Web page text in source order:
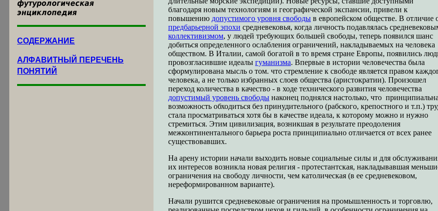
благодаря новым технологиям и географической экспансии, привели к
повышению допустимого уровня свободы в европейском обществе. В отличие
предбарьерной эпохи средневековья, когда личность подавлялась
коллективизмом, у людей требующих большей свободы, теперь появился шанс
добиться определенного ослабления ограничений, накладываемых на человека
обществом. В Италии, самой богатой в то время стране Европы, появились
провозгласившие идеалы гуманизма. Впервые в истории человечества была
сформулирована мысль о том. что стремление к свободе является правом
человека, а не только избранных слоев общества (аристократии). Произошел
переход количества в качество - в ходе технического развития человечества
допустимый уровень свободы наконец поднялся настолько, что
возможность обходиться без принудительного (рабского, крепостного и т.п.)
стала просматриваться хотя бы в качестве идеала, к которому можно и нужно
стремиться. Этим цивилизация, возникшая в результате преодоления
межконтинентального барьера роста принципиально отличается от всех ранее
существовавших.
На арену истории начали выходить новые социальные силы и для
их интересов возникла новая религия - протестантская, накладывавшая
ограничения на свободу личности, чем католическая (в ее средневековом,
нереформированном варианте).
Начали рушится средневековые ограничения на промышленность и торговлю,
футурологическая
энциклопедия
СОДЕРЖАНИЕ
АЛФАВИТНЫЙ ПЕРЕЧЕНЬ
ПОНЯТИЙ